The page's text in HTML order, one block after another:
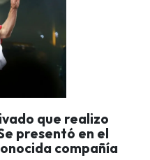
que realizo
presentó en el
compañía